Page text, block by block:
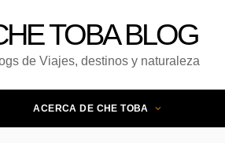
TOBA BLOG
de Viajes, destinos y naturaleza
ACERCA DE CHE TOBA